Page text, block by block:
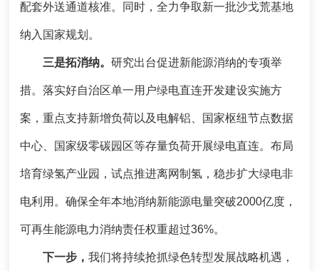
配套外送通道核准。同时，全力争取新一批沙戈荒基地
纳入国家规划。
三是拓消纳。研究出台促进新能源消纳的专项举
措。落实好自治区单一用户绿电直连开发建设实施方
案，重点支持新增负荷以及电解铝、国家枢纽节点数据
中心、国家级零碳园区等存量负荷开展绿电直连。布局
培育绿氢产业园，试点推进离网制氢，稳步扩大绿电非
电利用。确保全年本地消纳新能源电量突破2000亿度，
可再生能源电力消纳责任权重超过36%。
下一步，我们将持续抢抓绿色转型发展战略机遇，